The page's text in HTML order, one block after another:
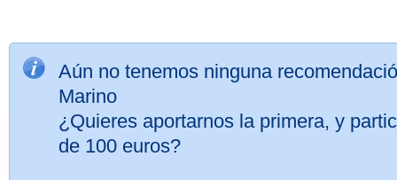
Aún no tenemos ninguna
Marino
¿Quieres aportarnos la primera, y
de 100 euros?